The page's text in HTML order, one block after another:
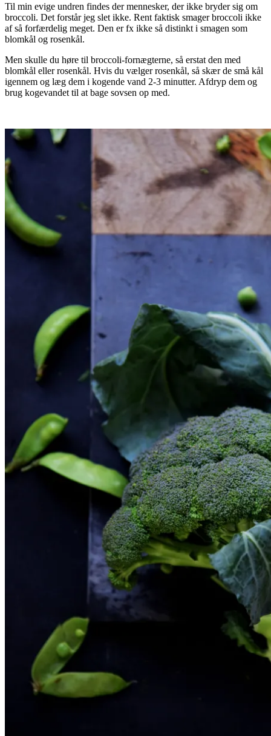
Til min evige undren findes der mennesker, der ikke bryder sig om
broccoli. Det forstår jeg slet ikke. Rent faktisk smager broccoli ikke
af så forfærdelig meget. Den er fx ikke så distinkt i smagen som
blomkål og rosenkål.
Men skulle du høre til broccoli-fornægterne, så erstat den med
blomkål eller rosenkål. Hvis du vælger rosenkål, så skær de små kål
igennem og læg dem i kogende vand 2-3 minutter. Afdryp dem og
brug kogevandet til at bage sovsen op med.